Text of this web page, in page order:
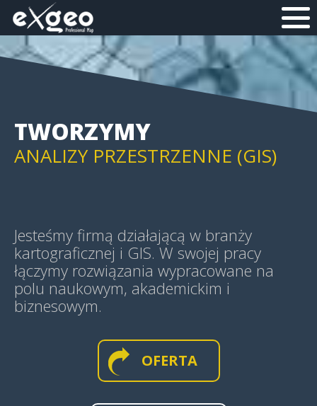
TWORZYMY
MAPY I APLIKACJE WEB
MAPY HISTORYCZNE
ANALIZY PRZESTRZENNE (GIS)
GEOWIZUALIZACJE (GEOVIS)
MAPY TEMATYCZNE
MAPY WIELKOFORMATOWE I
Jesteśmy firmą działającą w branży
kartograficznej i GIS. W swojej pracy
łączymy rozwiązania wypracowane na
polu naukowym, akademickim i
biznesowym.
OFERTA